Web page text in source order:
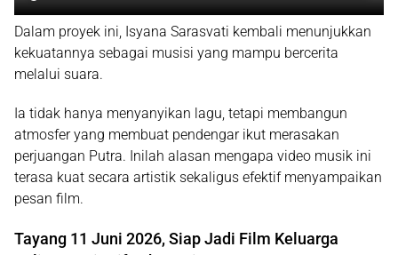
Dalam proyek ini, Isyana Sarasvati kembali menunjukkan
kekuatannya sebagai musisi yang mampu bercerita
melalui suara.
Ia tidak hanya menyanyikan lagu, tetapi membangun
atmosfer yang membuat pendengar ikut merasakan
perjuangan Putra. Inilah alasan mengapa video musik ini
terasa kuat secara artistik sekaligus efektif menyampaikan
pesan film.
Tayang 11 Juni 2026, Siap Jadi Film Keluarga